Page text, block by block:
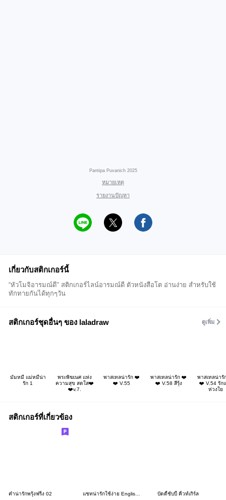
Pantipa Puvanich 2025
หมายเหตุ
รายงานปัญหา
เกี่ยวกับสติกเกอร์นี้
“หัวโมจิอารมณ์ดี" สติกเกอร์ไลน์อารมณ์ดี ตัวหนังสือโต อ่านง่าย สำหรับใช้
ทักทายกันได้ทุกๆวัน
สติกเกอร์ชุดอื่นๆ ของ laladraw ดูเพิ่ม
มัมหมี แม่หมีน่า
รัก 1
พระพิฆเนศ แห่ง
ความสุข สดใส❤️
❤️v.7.
พาสเทลน่ารัก ❤️
❤️ V.55
พาสเทลน่ารัก ❤️
❤️ V.58 สีรุ้ง
พาสเทลน่า
❤️ V.54 รัก
ห่วงใย
สติกเกอร์ที่เกี่ยวข้อง
คำน่ารักพรุ้งฟริ้ง 02 แชทน่ารักใช้ง่าย English V.22 บัดดี้ชับบี้ คิ้วท์เกิร์ล